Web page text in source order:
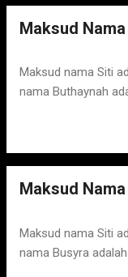
Maksud
Maksud nama Siti
nama Buthaynah
Maksud
Maksud nama Siti
nama Busyra